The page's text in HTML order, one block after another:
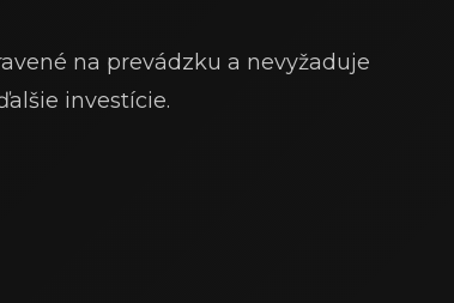
na prevádzku a nevyžaduje
investície.